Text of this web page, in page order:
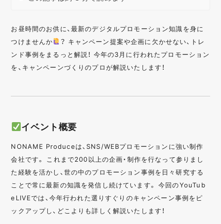
お昼時間のお供に、最新のデジタルプロモーション知識を身に
つけませんか
？ キャンペーン提案や企画に欠かせない、トレ
ンド事例をまるっと解説！ 今年の3月に行われたプロモーション
を、キャンペーンづくりのプロが解説いたします！
イベント概要
NONAME Produceは、SNS/WEBプロモーションに強い制作
会社です。 これまで200以上の企画・制作を行なって参りまし
た経験を活かし、世の中のプロモーション事例を日々研究する
ことで常に最新の知識を発信し続けています。 今回のYouTub
eLIVEでは、今年行われた選りすぐりのキャンペーン事例をピ
ックアップし、どこよりも詳しく解説いたします！